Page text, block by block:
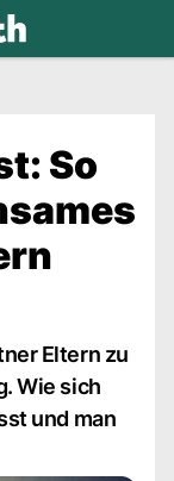
So
Eltern zu
Wie sich
und man